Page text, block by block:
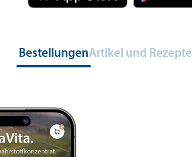
BestellungenArtikel und Rezepte